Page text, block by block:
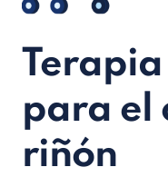
para el
riñón